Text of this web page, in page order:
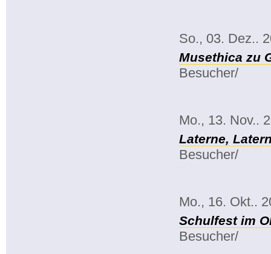
So., 03. Dez..
Musethica zu
Besucher/
Mo., 13. Nov..
Laterne,
Besucher/
Mo., 16. Okt..
Schulfest im
Besucher/